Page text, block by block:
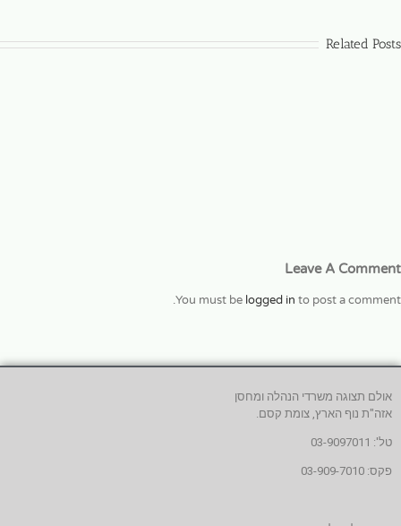
Related Posts
Leave A Comment
You must be logged in to post a comment.
אולם תצוגה משרדי הנהלה ומחסן
אזה"ת נוף הארץ, צומת קסם.
טל': 03-9097011
פקס: 03-909-7010